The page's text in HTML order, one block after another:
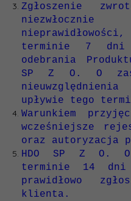
Zgłoszenie
terminie 7 dni
odebrania
SP Z O. O
nieuwzględnienia
upływie tego
Warunkiem
wcześniejsze
oraz autoryzacja
HDO SP Z O.
terminie 14 dni
prawidłowo
klienta.